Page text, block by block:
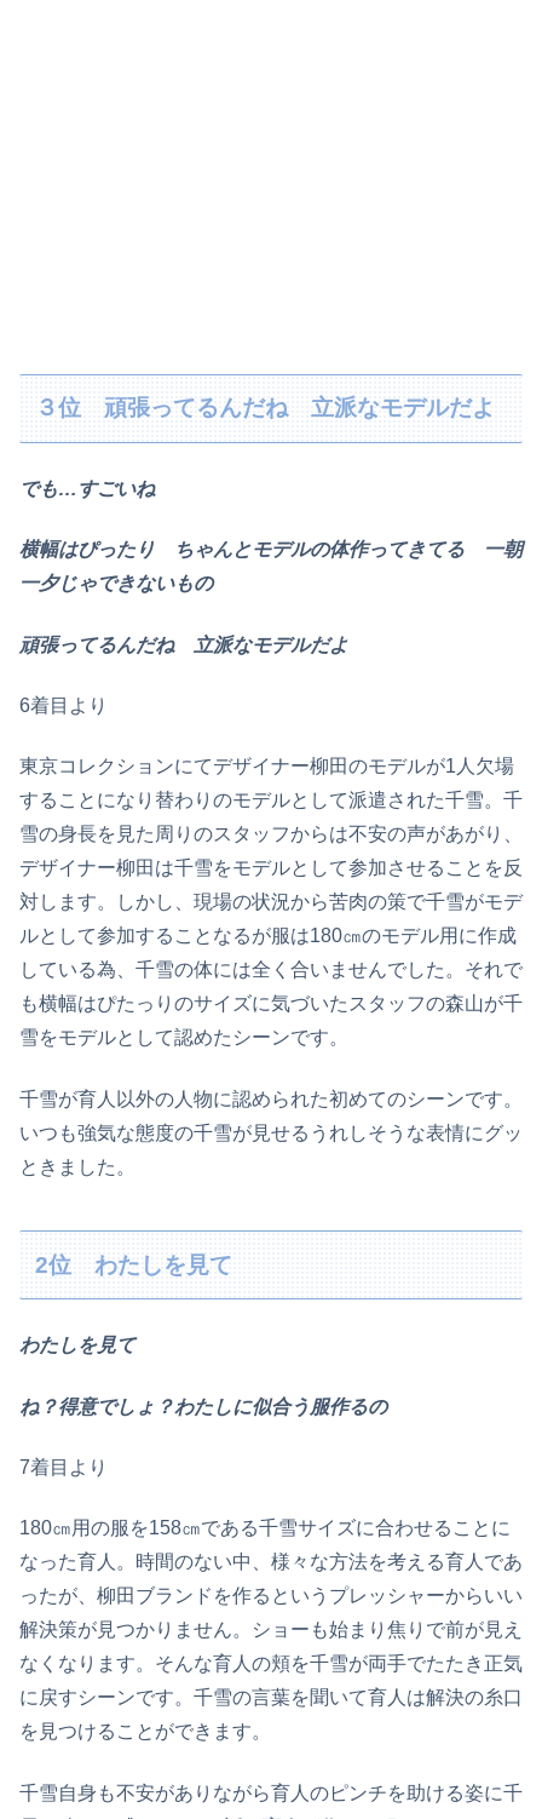
３位 頑張ってるんだね 立派なモデルだよ
でも…すごいね
横幅はぴったり ちゃんとモデルの体作ってきてる 一朝
一夕じゃできないもの
頑張ってるんだね 立派なモデルだよ
6着目より
東京コレクションにてデザイナー柳田のモデルが1人欠場
することになり替わりのモデルとして派遣された千雪。千
雪の身長を見た周りのスタッフからは不安の声があがり、
デザイナー柳田は千雪をモデルとして参加させることを反
対します。しかし、現場の状況から苦肉の策で千雪がモデ
ルとして参加することなるが服は180㎝のモデル用に作成
している為、千雪の体には全く合いませんでした。それで
も横幅はぴたっりのサイズに気づいたスタッフの森山が千
雪をモデルとして認めたシーンです。
千雪が育人以外の人物に認められた初めてのシーンです。
いつも強気な態度の千雪が見せるうれしそうな表情にグッ
ときました。
2位 わたしを見て
わたしを見て
ね？得意でしょ？わたしに似合う服作るの
7着目より
180㎝用の服を158㎝である千雪サイズに合わせることに
なった育人。時間のない中、様々な方法を考える育人であ
ったが、柳田ブランドを作るというプレッシャーからいい
解決策が見つかりません。ショーも始まり焦りで前が見え
なくなります。そんな育人の頬を千雪が両手でたたき正気
に戻すシーンです。千雪の言葉を聞いて育人は解決の糸口
を見つけることができます。
千雪自身も不安がありながら育人のピンチを助ける姿に千